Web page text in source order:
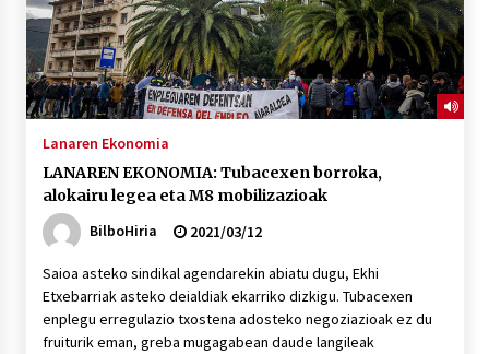
Lanaren Ekonomia
LANAREN EKONOMIA: Tubacexen borroka,
alokairu legea eta M8 mobilizazioak
BilboHiria
2021/03/12
Saioa asteko sindikal agendarekin abiatu dugu, Ekhi
Etxebarriak asteko deialdiak ekarriko dizkigu. Tubacexen
enplegu erregulazio txostena adosteko negoziazioak ez du
fruiturik eman, greba mugagabean daude langileak